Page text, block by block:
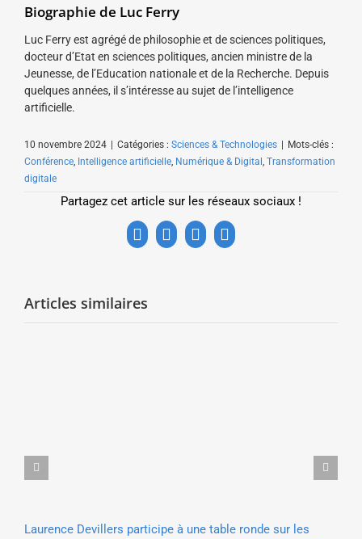
Biographie de Luc Ferry
Luc Ferry est agrégé de philosophie et de sciences politiques,
docteur d’Etat en sciences politiques, ancien ministre de la
Jeunesse, de l’Education nationale et de la Recherche. Depuis
quelques années, il s’intéresse au sujet de l’intelligence
artificielle.
10 novembre 2024 Catégories : Sciences & Technologies
Mots-clés :
Conférence, Intelligence artificielle, Numérique & Digital , Transformation
digitale
Partagez cet article sur les réseaux sociaux !
Facebook
X LinkedIn
Email
Articles similaires
Laurence Devillers participe à une table ronde sur les